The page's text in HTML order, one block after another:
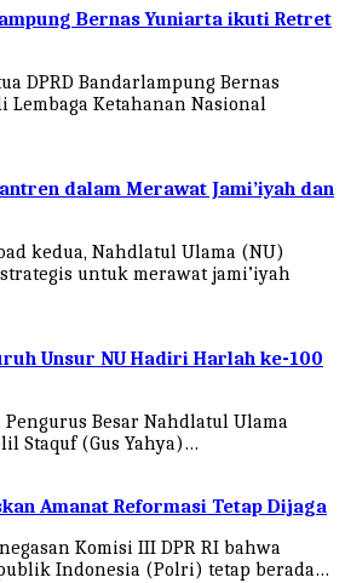
Bernas Yuniarta ikuti Retret
DPRD Bandarlampung Bernas
Ketahanan Nasional
dalam Merawat Jami’iyah dan
kedua, Nahdlatul Ulama (NU)
untuk merawat jami’iyah
Unsur NU Hadiri Harlah ke-100
Pengurus Besar Nahdlatul Ulama
Staquf (Gus Yahya)…
Amanat Reformasi Tetap Dijaga
Komisi III DPR RI bahwa
Indonesia (Polri) tetap berada…